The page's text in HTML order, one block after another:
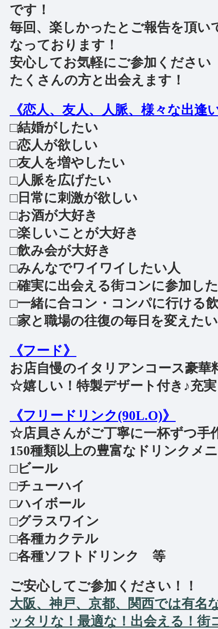
です！
毎回、楽しかったとご報告を頂い
なっております！
安心してお気軽にご参加ください
たくさんの方と出会えます！
《恋人、友人、人脈、様々な出
□結婚がしたい
□恋人が欲しい
□友人を増やしたい
□人脈を広げたい
□日常に刺激が欲しい
□お酒が大好き
□楽しいことが大好き
□飲み会が大好き
□みんなでワイワイしたい人
□確実に出会える街コンに参加し
□一緒に合コン・コンパに行ける
□家と職場の往復の毎日を変えた
《フード》
お店自慢のイタリアンコース豪華
☆嬉しい！特製デザート付き♪充
《フリードリンク(90L.O)》
☆店員さんがご丁寧に一杯ずつ手
150種類以上の豊富なドリンクメ
□ビール
□チューハイ
□ハイボール
□グラスワイン
□各種カクテル
□各種ソフトドリンク 等
ご安心してご参加ください！！
大阪、神戸、京都、関西では有名
ッタリな！最適な！出会える！街